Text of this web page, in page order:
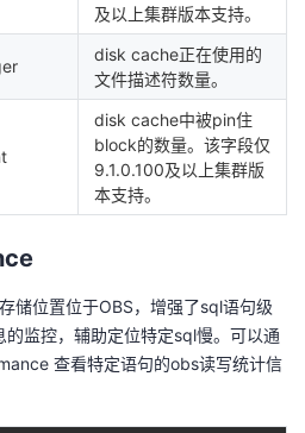
及以上集群版本支持。
disk cache正在使用的
文件描述符数量。
disk cache中被pin住
block的数量。该字段仅
9.1.0.100及以上集群版
本支持。
储位置位于OBS，增强了sql语句级
监控，辅助定位特定sql慢。可以通
查看特定语句的obs读写统计信